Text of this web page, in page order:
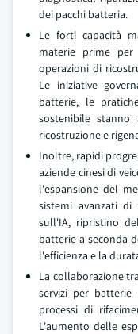
dei pacchi batteria.
Le forti capacità
materie prime
operazioni di
Le iniziative
batterie, le
sostenibile
ricostruzione e
Inoltre, rapidi
aziende cinesi di
l'espansione del
sistemi avanzati
sull'IA, ripristino
batterie a seconda
l'efficienza e la
La collaborazione
servizi per
processi di
L'aumento delle